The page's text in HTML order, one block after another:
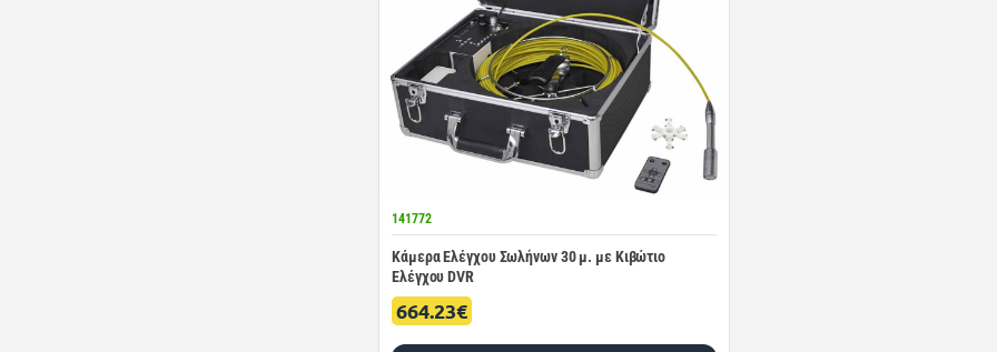
141772
Κάμερα Ελέγχου Σωλήνων 30 μ. με Κιβώτιο
Ελέγχου DVR
664.23€